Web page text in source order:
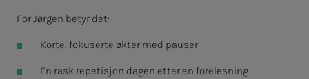
For Jørgen betyr det:
Korte, fokuserte økter med pauser
En rask repetisjon dagen etter en forelesning